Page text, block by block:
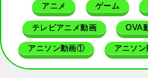
アニメ ゲーム
テレビアニメ動画 OVA
アニソン動画① アニソ